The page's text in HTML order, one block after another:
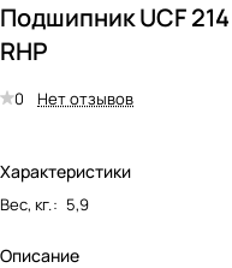
Подшипник UCF 214
RHP
0 Нет отзывов
Характеристики
Вес, кг.: 5,9
Описание